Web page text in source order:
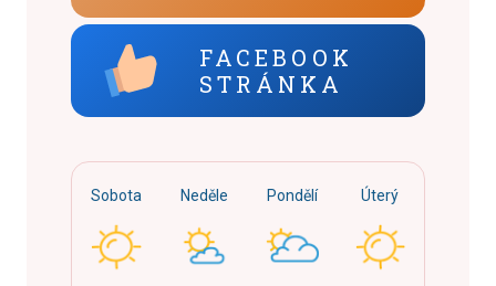
FACEBOOK
STRÁNKA
Sobota Neděle Pondělí Úterý